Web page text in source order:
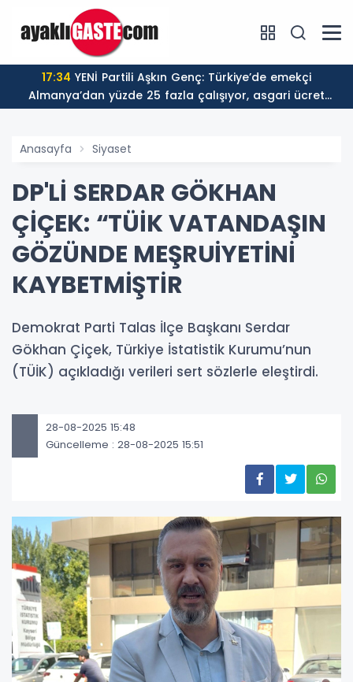
17:34
Almanya’dan yüzde 25 fazla çalışıyor, asgari ücret
ayın 18 gününe yetiyor
Anasayfa Siyaset
DP'Lİ SERDAR GÖKHAN
ÇİÇEK: “TÜİK VATANDAŞIN
GÖZÜNDE MEŞRUİYETİNİ
KAYBETMİŞTİR
Demokrat Parti Talas İlçe Başkanı Serdar
Gökhan Çiçek, Türkiye İstatistik Kurumu’nun
(TÜİK) açıkladığı verileri sert sözlerle eleştirdi.
28-08-2025 15:48
Güncelleme : 28-08-2025 15:51